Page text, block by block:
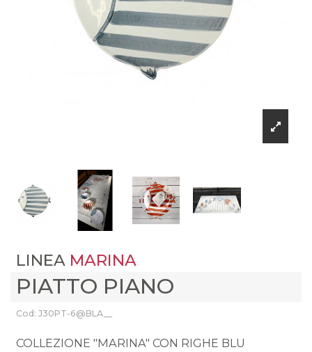
LINEA MARINA
PIATTO PIANO
Cod: J30PT-6@BLA__
COLLEZIONE "MARINA" CON RIGHE BLU